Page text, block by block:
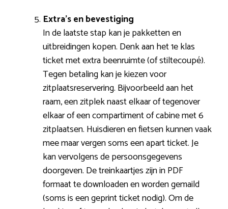
Extra’s en bevestiging
In de laatste stap kan je pakketten en
uitbreidingen kopen. Denk aan het 1e klas
ticket met extra beenruimte (of stiltecoupé).
Tegen betaling kan je kiezen voor
zitplaatsreservering. Bijvoorbeeld aan het
raam, een zitplek naast elkaar of tegenover
elkaar of een compartiment of cabine met 6
zitplaatsen. Huisdieren en fietsen kunnen vaak
mee maar vergen soms een apart ticket. Je
kan vervolgens de persoonsgegevens
doorgeven. De treinkaartjes zijn in PDF
formaat te downloaden en worden gemaild
(soms is een geprint ticket nodig). Om de